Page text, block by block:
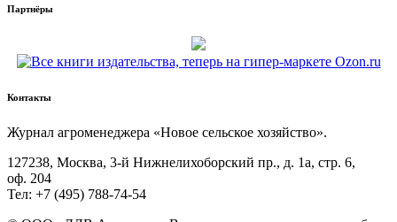
Партнёры
Контакты
Жур­нал агро­ме­не­дже­ра «Новое сель­ское хозяйство».
127238, Москва, 3‑й Ниж­не­ли­хо­бор­ский пр., д. 1а, стр. 6,
оф. 204
Тел: +7 (495) 788‑74‑54